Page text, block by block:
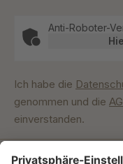
Anti-Roboter-
Ich habe die
genommen und die
einverstanden.